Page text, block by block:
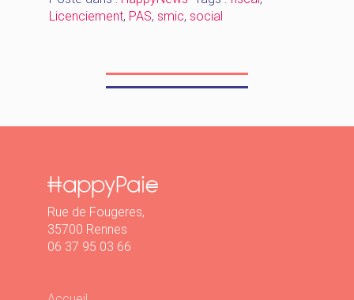
PAS
Licenciement, PAS, smic, social
Rue de Fougeres,
35700 Rennes
06 37 95 03 66